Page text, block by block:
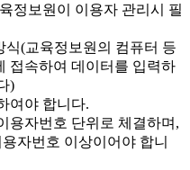
정보원이 이용자 관리시 필
식(교육정보원의 컴퓨터 등
접속하여 데이터를 입력하
)
여야 합니다.
용자번호 단위로 체결하며,
자번호 이상이어야 합니